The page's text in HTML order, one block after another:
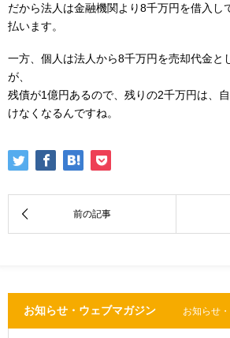
だから法人は金融機関より8千万円を借入し
払います。
一方、個人は法人から8千万円を売却代金と
が、
残債が1億円あるので、残りの2千万円は、
けなくなるんですね。
お知らせ・ウェブマガジン お知らせ